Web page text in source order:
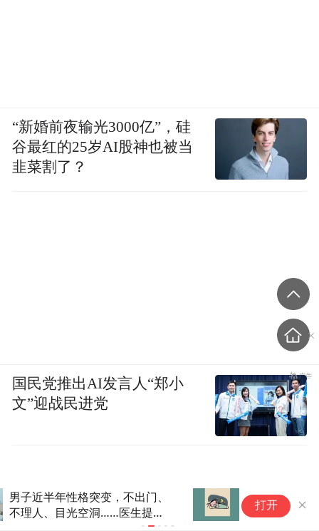
熬夜到这种程度猝死风险飙升
医生划出致命红线
打开
“新婚前夜输光3000亿”，硅
谷最红的25岁AI股神也被当
韭菜割了？
国民党推出AI发言人“郑小
文”迎战民进党